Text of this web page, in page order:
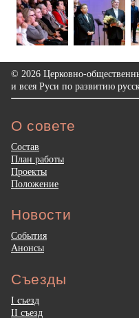
© 2026 Церковно-
и всея Руси по развитию
О совете
Состав
План работы
Проекты
Положение
Новости
События
Анонсы
Съезды
I съезд
II съезд